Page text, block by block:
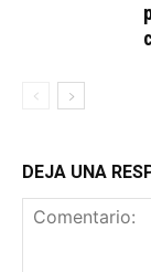
DEJA UNA